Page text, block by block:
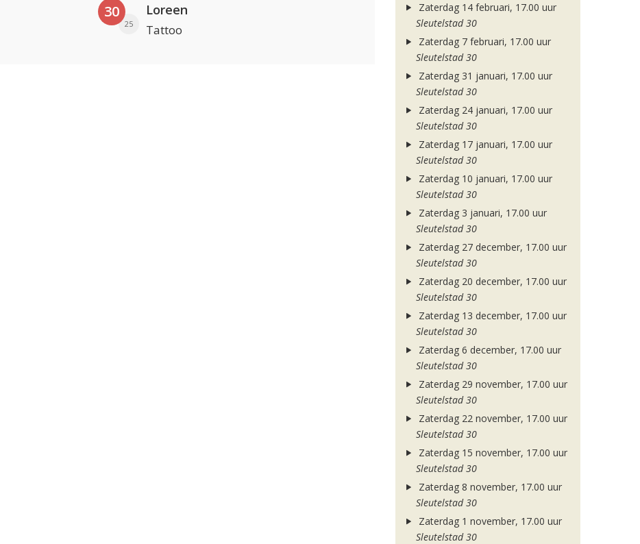
30
25
Loreen
Tattoo
Zaterdag 14 februari, 17.00 uur
Sleutelstad 30
Zaterdag 7 februari, 17.00 uur
Sleutelstad 30
Zaterdag 31 januari, 17.00 uur
Sleutelstad 30
Zaterdag 24 januari, 17.00 uur
Sleutelstad 30
Zaterdag 17 januari, 17.00 uur
Sleutelstad 30
Zaterdag 10 januari, 17.00 uur
Sleutelstad 30
Zaterdag 3 januari, 17.00 uur
Sleutelstad 30
Zaterdag 27 december, 17.00 uur
Sleutelstad 30
Zaterdag 20 december, 17.00 uur
Sleutelstad 30
Zaterdag 13 december, 17.00 uur
Sleutelstad 30
Zaterdag 6 december, 17.00 uur
Sleutelstad 30
Zaterdag 29 november, 17.00 uur
Sleutelstad 30
Zaterdag 22 november, 17.00 uur
Sleutelstad 30
Zaterdag 15 november, 17.00 uur
Sleutelstad 30
Zaterdag 8 november, 17.00 uur
Sleutelstad 30
Zaterdag 1 november, 17.00 uur
Sleutelstad 30